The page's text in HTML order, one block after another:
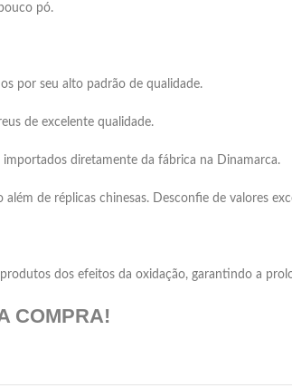
pó.
por seu alto padrão de qualidade.
de excelente qualidade.
diretamente da fábrica na Dinamarca.
de réplicas chinesas. Desconfie de valores
dos efeitos da oxidação, garantindo a
COMPRA!